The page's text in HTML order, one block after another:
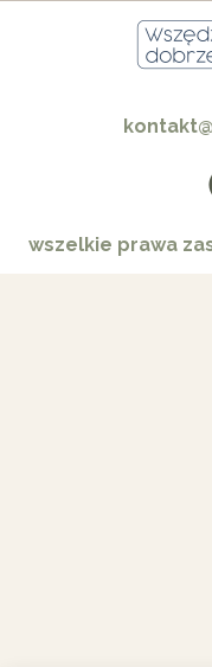
wszelkie prawa